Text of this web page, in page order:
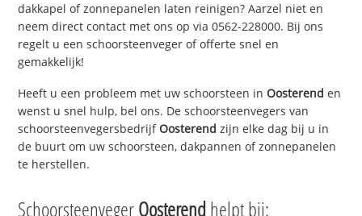
dakkapel of zonnepanelen laten reinigen? Aarzel niet en
neem direct contact met ons op via 0562-228000. Bij ons
regelt u een schoorsteenveger of offerte snel en
gemakkelijk!
Heeft u een probleem met uw schoorsteen inOosterend en
wenst u snel hulp, bel ons. De schoorsteenvegers van
schoorsteenvegersbedrijfOosterend zijn elke dag bij u in
de buurt om uw schoorsteen, dakpannen of zonnepanelen
te herstellen.
SchoorsteenvegerOosterendhelpt bij: